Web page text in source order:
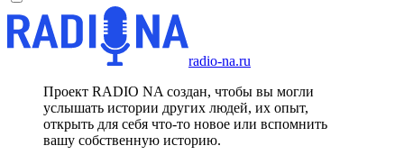
radio-na.ru
Проект RADIO NA создан, чтобы вы могли
услышать истории других людей, их опыт,
открыть для себя что-то новое или вспомнить
вашу собственную историю.